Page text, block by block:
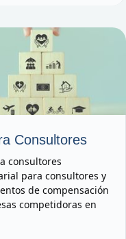
Consultores
consultores
para consultores y
de compensación
competidoras en